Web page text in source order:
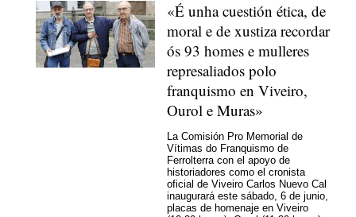
«É unha cuestión ética, de
moral e de xustiza recordar
ós 93 homes e mulleres
represaliados polo
franquismo en Viveiro,
Ourol e Muras»
La Comisión Pro Memorial de
Vítimas do Franquismo de
Ferrolterra con el apoyo de
historiadores como el cronista
oficial de Viveiro Carlos Nuevo Cal
inaugurará este sábado, 6 de junio,
placas de homenaje en Viveiro